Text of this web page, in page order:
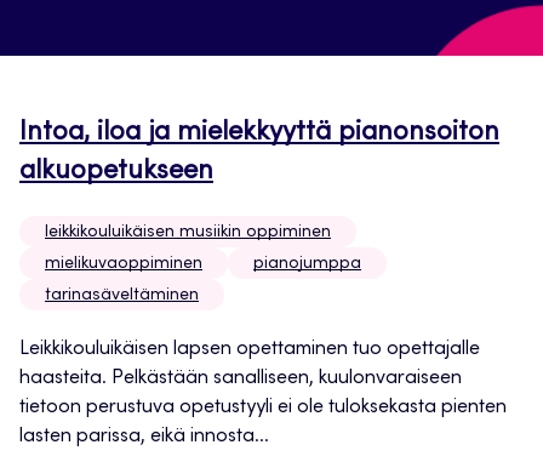
Intoa, iloa ja mielekkyyttä pianonsoiton
alkuopetukseen
leikkikouluikäisen musiikin oppiminen
mielikuvaoppiminen
pianojumppa
tarinasäveltäminen
Leikkikouluikäisen lapsen opettaminen tuo opettajalle
haasteita. Pelkästään sanalliseen, kuulonvaraiseen
tietoon perustuva opetustyyli ei ole tuloksekasta pienten
lasten parissa, eikä innosta...